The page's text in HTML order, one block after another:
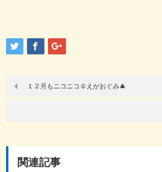
１２月もニコニコ☺️えがおぐみ🎄
関連記事